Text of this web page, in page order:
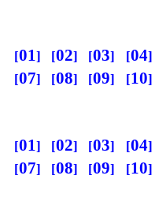
01 02 03 04
07
08 09 10
01 02 03 04
07
08 09 10